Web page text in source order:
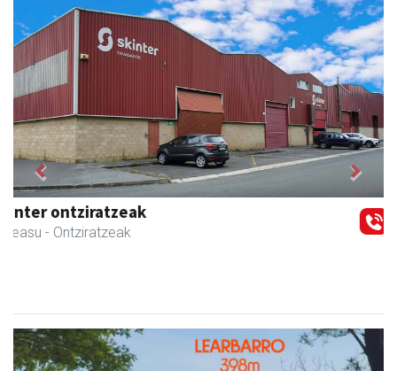
Goine esnekiak
Asteasu - Esnekiak
Previous Next